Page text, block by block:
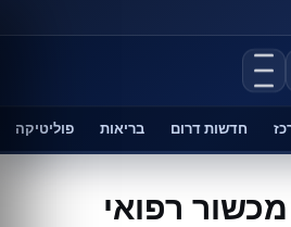
חדשות דרום בריאות פוליטיקה
רפואי